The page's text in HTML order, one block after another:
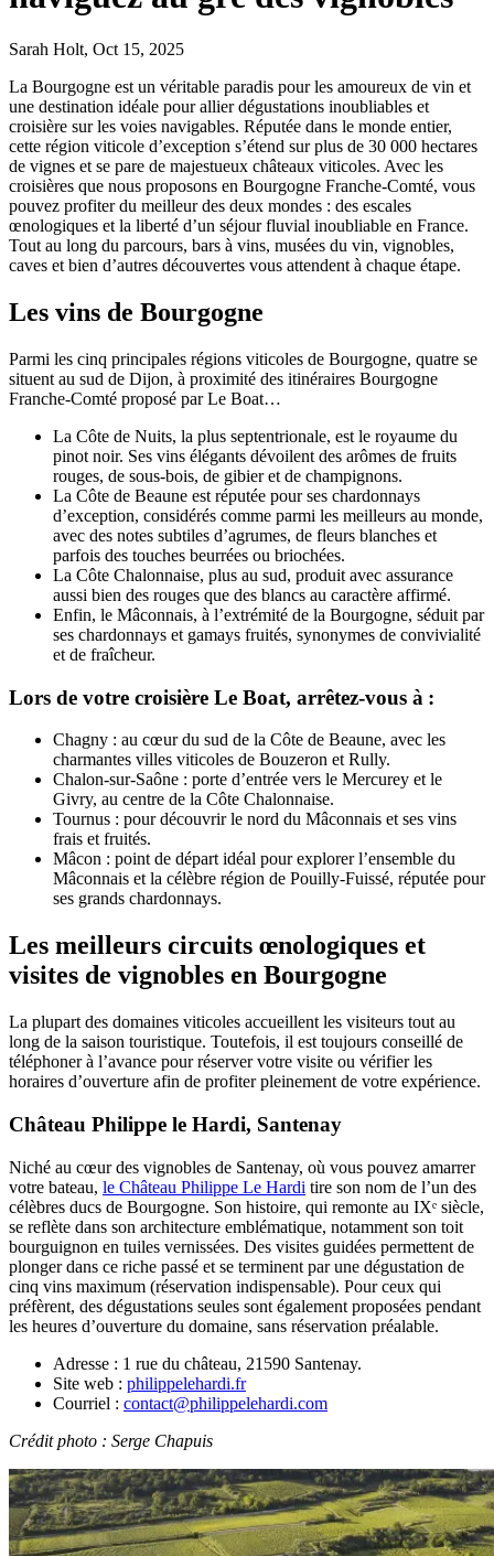
Sarah Holt, Oct 15, 2025
La Bourgogne est un véritable paradis pour les amoureux de vin et
une destination idéale pour allier dégustations inoubliables et
croisière sur les voies navigables. Réputée dans le monde entier,
cette région viticole d’exception s’étend sur plus de 30 000 hectares
de vignes et se pare de majestueux châteaux viticoles. Avec les
croisières que nous proposons en Bourgogne Franche-Comté, vous
pouvez profiter du meilleur des deux mondes : des escales
œnologiques et la liberté d’un séjour fluvial inoubliable en France.
Tout au long du parcours, bars à vins, musées du vin, vignobles,
caves et bien d’autres découvertes vous attendent à chaque étape.
Les vins de Bourgogne
Parmi les cinq principales régions viticoles de Bourgogne, quatre se
situent au sud de Dijon, à proximité des itinéraires Bourgogne
Franche-Comté proposé par Le Boat…
La Côte de Nuits, la plus septentrionale, est le royaume du
pinot noir. Ses vins élégants dévoilent des arômes de fruits
rouges, de sous-bois, de gibier et de champignons.
La Côte de Beaune est réputée pour ses chardonnays
d’exception, considérés comme parmi les meilleurs au monde,
avec des notes subtiles d’agrumes, de fleurs blanches et
parfois des touches beurrées ou briochées.
La Côte Chalonnaise, plus au sud, produit avec assurance
aussi bien des rouges que des blancs au caractère affirmé.
Enfin, le Mâconnais, à l’extrémité de la Bourgogne, séduit par
ses chardonnays et gamays fruités, synonymes de convivialité
et de fraîcheur.
Lors de votre croisière Le Boat, arrêtez-vous à :
Chagny : au cœur du sud de la Côte de Beaune, avec les
charmantes villes viticoles de Bouzeron et Rully.
Chalon-sur-Saône : porte d’entrée vers le Mercurey et le
Givry, au centre de la Côte Chalonnaise.
Tournus : pour découvrir le nord du Mâconnais et ses vins
frais et fruités.
Mâcon : point de départ idéal pour explorer l’ensemble du
Mâconnais et la célèbre région de Pouilly-Fuissé, réputée pour
ses grands chardonnays.
Les meilleurs circuits œnologiques et
visites de vignobles en Bourgogne
La plupart des domaines viticoles accueillent les visiteurs tout au
long de la saison touristique. Toutefois, il est toujours conseillé de
téléphoner à l’avance pour réserver votre visite ou vérifier les
horaires d’ouverture afin de profiter pleinement de votre expérience.
Château Philippe le Hardi, Santenay
Niché au cœur des vignobles de Santenay, où vous pouvez amarrer
votre bateau, le Château Philippe Le Hardi tire son nom de l’un des
célèbres ducs de Bourgogne. Son histoire, qui remonte au IXᵉ siècle,
se reflète dans son architecture emblématique, notamment son toit
bourguignon en tuiles vernissées. Des visites guidées permettent de
plonger dans ce riche passé et se terminent par une dégustation de
cinq vins maximum (réservation indispensable). Pour ceux qui
préfèrent, des dégustations seules sont également proposées pendant
les heures d’ouverture du domaine, sans réservation préalable.
Adresse : 1 rue du château, 21590 Santenay.
Site web : philippelehardi.fr
Courriel : contact@philippelehardi.com
Crédit photo : Serge Chapuis